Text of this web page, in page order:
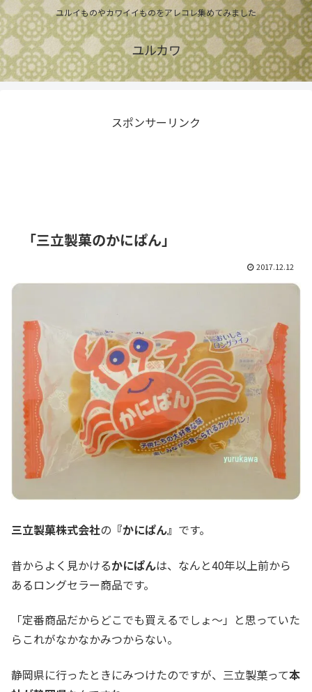
ユルイものやカワイイものをアレコレ集めてみました
ユルカワ
スポンサーリンク
「三立製菓のかにぱん」
2017.12.12
三立製菓株式会社の 『かにぱん』 です。
昔からよく見かけるかにぱんは、なんと40年以上前から
あるロングセラー商品です。
「定番商品だからどこでも買えるでしょ～」と思っていた
らこれがなかなかみつからない。
静岡県に行ったときにみつけたのですが、三立製菓って本